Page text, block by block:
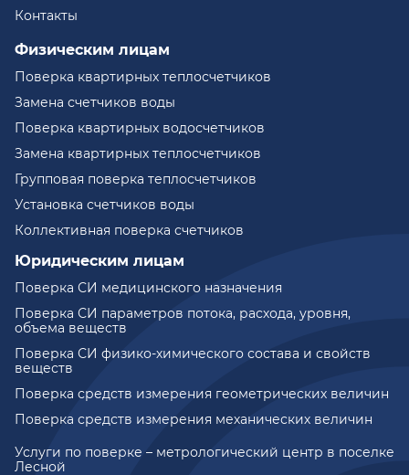
Услуги по поверке – метрологический центр в поселке
Лесной
Контакты
Физическим лицам
Поверка квартирных теплосчетчиков
Замена счетчиков воды
Поверка квартирных водосчетчиков
Замена квартирных теплосчетчиков
Групповая поверка теплосчетчиков
Установка счетчиков воды
Коллективная поверка счетчиков
Юридическим лицам
Поверка СИ медицинского назначения
Поверка СИ параметров потока, расхода, уровня,
объема веществ
Поверка СИ физико-химического состава и свойств
веществ
Поверка средств измерения геометрических величин
Поверка средств измерения механических величин